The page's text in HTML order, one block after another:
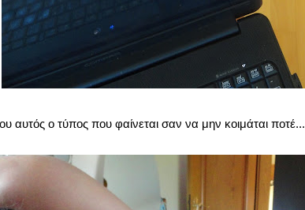
αυτός ο τύπος που φαίνεται σαν να μην κοιμάται ποτέ...